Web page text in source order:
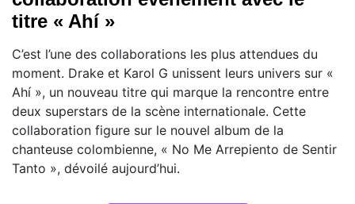
titre « Ahí »
C’est l’une des collaborations les plus attendues du
moment. Drake et Karol G unissent leurs univers sur «
Ahí », un nouveau titre qui marque la rencontre entre
deux superstars de la scène internationale. Cette
collaboration figure sur le nouvel album de la
chanteuse colombienne, « No Me Arrepiento de Sentir
Tanto », dévoilé aujourd’hui.